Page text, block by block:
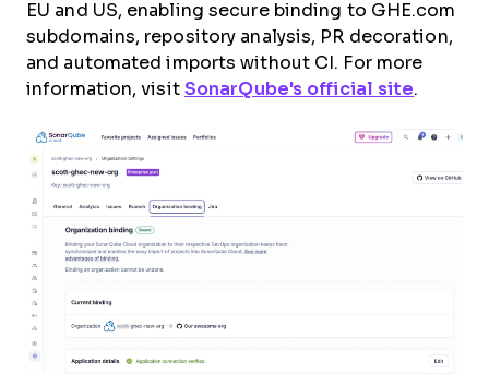
EU and US, enabling secure binding to GHE.com
subdomains, repository analysis, PR decoration,
and automated imports without CI. For more
information, visit SonarQube's official site.